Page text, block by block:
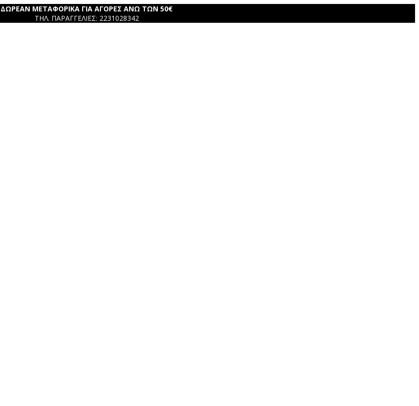
ΔΩΡΕΑΝ ΜΕΤΑΦΟΡΙΚΑ ΓΙΑ ΑΓΟΡΕΣ ΑΝΩ ΤΩΝ 50€
ΤΗΛ. ΠΑΡΑΓΓΕΛΙΕΣ: 2231028342